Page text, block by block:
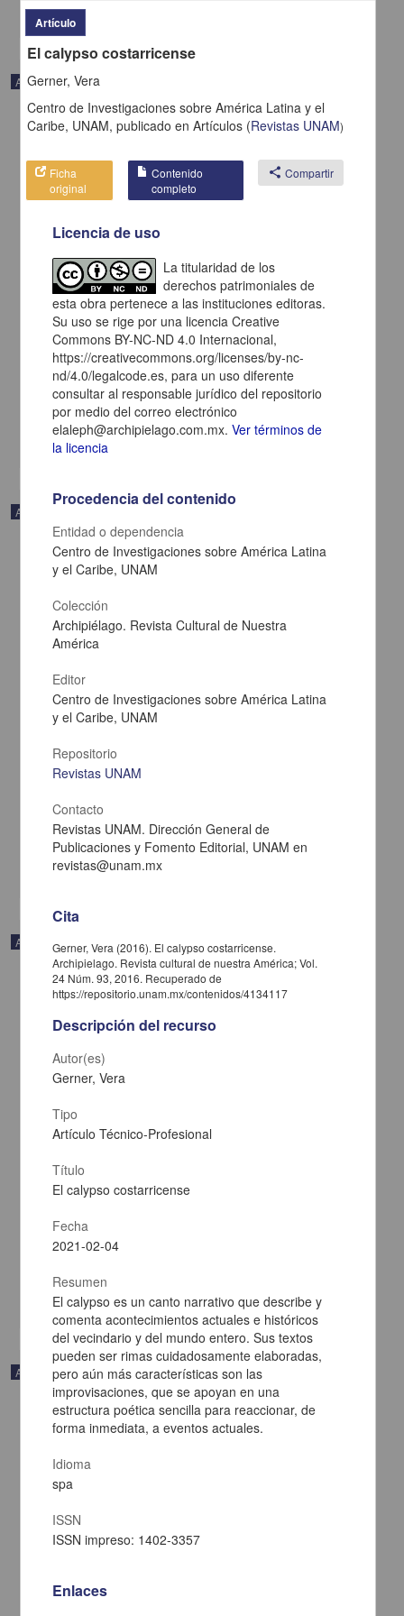
Artículo
Costa Rica nunca ha tenido una producción poética como ahora
Corrales Arias, Adriano - Centro de Investigaciones sobre América
Latina y el Caribe, UNAM
2021-02-05
Multidisciplina
Artículo
Esplendor y ceniza
Caribe, UNAM
2021-02-05
Multidisciplina
Artículo
Payeras, Javier - Centro de Investigaciones sobre América Latina y
el Caribe, UNAM
Artículo
Artículo
El calypso costarricense
Gerner, Vera
Centro de Investigaciones sobre América Latina y el
Caribe, UNAM, publicado enArtículos (Revistas UNAM)
Ficha
original
Contenido
completo
share Compartir
Licencia de uso
La titularidad de los
derechos patrimoniales de
esta obra pertenece a las instituciones editoras.
Su uso se rige por una licencia Creative
Commons BY-NC-ND 4.0 Internacional,
https://creativecommons.org/licenses/by-nc-
nd/4.0/legalcode.es, para un uso diferente
consultar al responsable jurídico del repositorio
por medio del correo electrónico
elaleph@archipielago.com.mx.Ver términos de
la licencia
Procedencia del contenido
Entidad o dependencia
Centro de Investigaciones sobre América Latina
y el Caribe, UNAM
Colección
Archipiélago. Revista Cultural de Nuestra
América
Editor
Centro de Investigaciones sobre América Latina
y el Caribe, UNAM
Repositorio
Revistas UNAM
Contacto
Revistas UNAM. Dirección General de
Publicaciones y Fomento Editorial, UNAM en
revistas@unam.mx
Cita
Gerner, Vera (2016). El calypso costarricense.
Archipielago. Revista cultural de nuestra América; Vol.
24 Núm. 93, 2016. Recuperado de
https://repositorio.unam.mx/contenidos/4134117
Descripción del recurso
Autor(es)
Gerner, Vera
Tipo
Artículo Técnico-Profesional
Título
El calypso costarricense
Fecha
2021-02-04
Resumen
El calypso es un canto narrativo que describe y
comenta acontecimientos actuales e históricos
del vecindario y del mundo entero. Sus textos
pueden ser rimas cuidadosamente elaboradas,
pero aún más características son las
improvisaciones, que se apoyan en una
estructura poética sencilla para reaccionar, de
forma inmediata, a eventos actuales.
Idioma
spa
ISSN
ISSN impreso: 1402-3357
Enlaces